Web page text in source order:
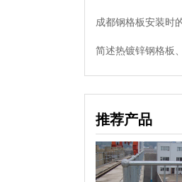
成都钢格板安装时
简述热镀锌钢格板
推荐产品